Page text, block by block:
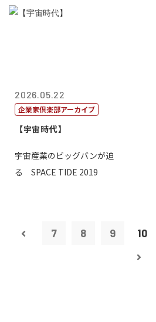
2026.05.22
企業家倶楽部アーカイブ
【宇宙時代】
宇宙産業のビッグバンが迫
る SPACE TIDE 2019
7 8 9 10